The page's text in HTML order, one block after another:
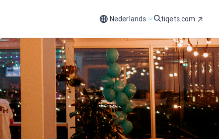
Nederlands tiqets.com